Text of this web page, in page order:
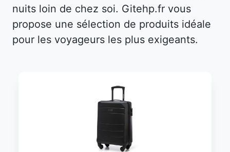
nuits loin de chez soi. Gitehp.fr vous
propose une sélection de produits idéale
pour les voyageurs les plus exigeants.